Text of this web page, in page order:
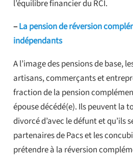
l’équilibre financier du RCI.
–La pension de réversion
indépendants
A l’image des pensions de base,
artisans, commerçants et
fraction de la pension
épouse décédé(e). Ils peuvent la
divorcé d’avec le défunt et qu’ils
partenaires de Pacs et les
prétendre à la réversion